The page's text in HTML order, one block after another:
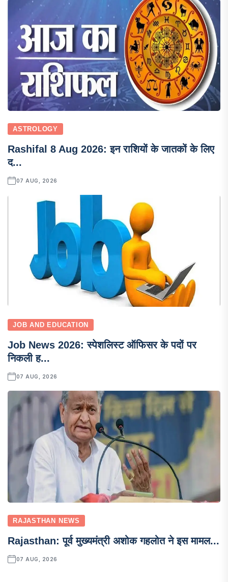
ASTROLOGY
Rashifal 8 Aug 2026: इन राशियों के जातकों के लिए
द...
07 AUG, 2026
JOB AND EDUCATION
Job News 2026: स्पेशलिस्ट ऑफिसर के पदों पर
निकली ह...
07 AUG, 2026
RAJASTHAN NEWS
Rajasthan: पूर्व मुख्यमंत्री अशोक गहलोत ने इस मामल...
07 AUG, 2026